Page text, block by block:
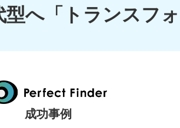
へ「トランスフォ
成功事例